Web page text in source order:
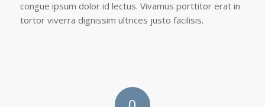
congue ipsum dolor id lectus. Vivamus porttitor erat in
tortor viverra dignissim ultrices justo facilisis.